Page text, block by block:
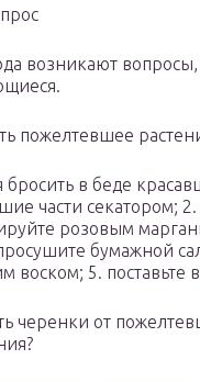
возникают вопросы,
пожелтевшее
бросить в беде
части секатором;
розовым
бумажной
воском; 5. поставьте
черенки от